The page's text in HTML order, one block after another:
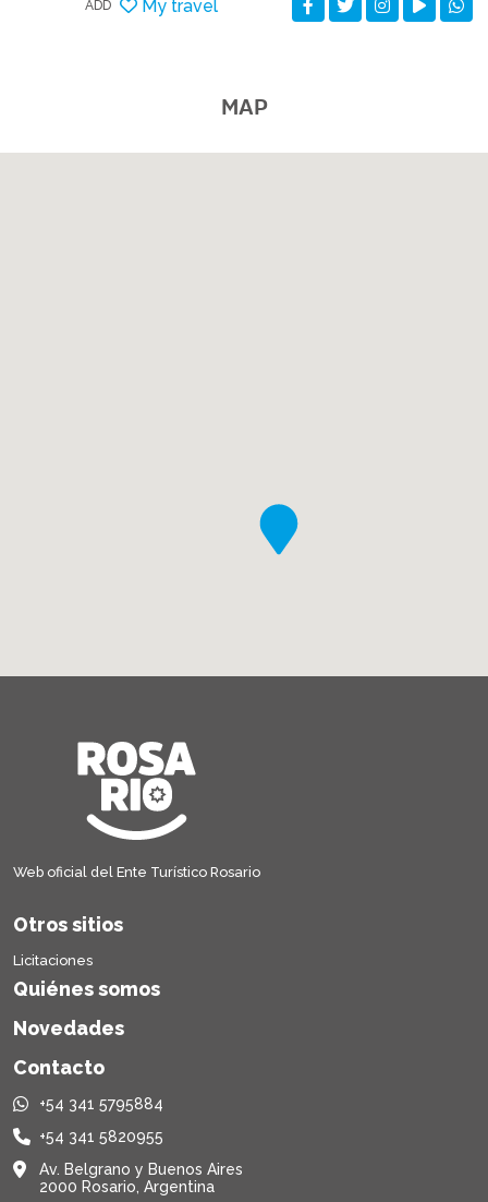
ADD My travel
MAP
Web oficial del Ente Turístico Rosario
Otros sitios
Licitaciones
Quiénes somos
Novedades
Contacto
+54 341 5795884
+54 341 5820955
Av. Belgrano y Buenos Aires
2000 Rosario, Argentina